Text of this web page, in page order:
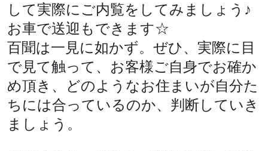
して実際にご内覧をしてみましょう♪
お車で送迎もできます☆
百聞は一見に如かず。ぜひ、実際に目
で見て触って、お客様ご自身でお確か
め頂き、どのようなお住まいが自分た
ちには合っているのか、判断していき
ましょう。